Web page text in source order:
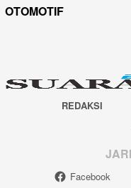
OTOMOTIF
REDAKSI
Facebook